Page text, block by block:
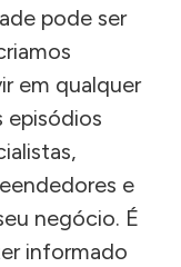
pode ser
em qualquer
episódios
e
negócio. É
informado